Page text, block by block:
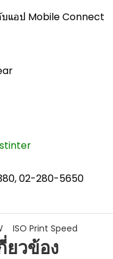
บแอป Mobile Connect
02-280-5650
ISO Print Speed
ยวข้อง